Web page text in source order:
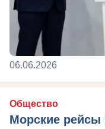
06.06.2026
Общество
Морские